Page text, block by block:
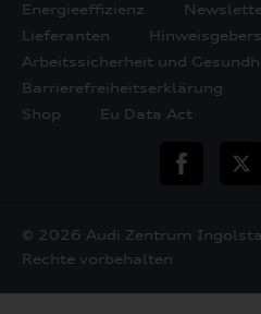
Energieeffizienz
Lieferanten
Arbeitssicherheit und
Barrierefreiheitserklärung
Shop
Eu Data Act
teilen
© 2026 Audi Zentrum
Rechte vorbehalten